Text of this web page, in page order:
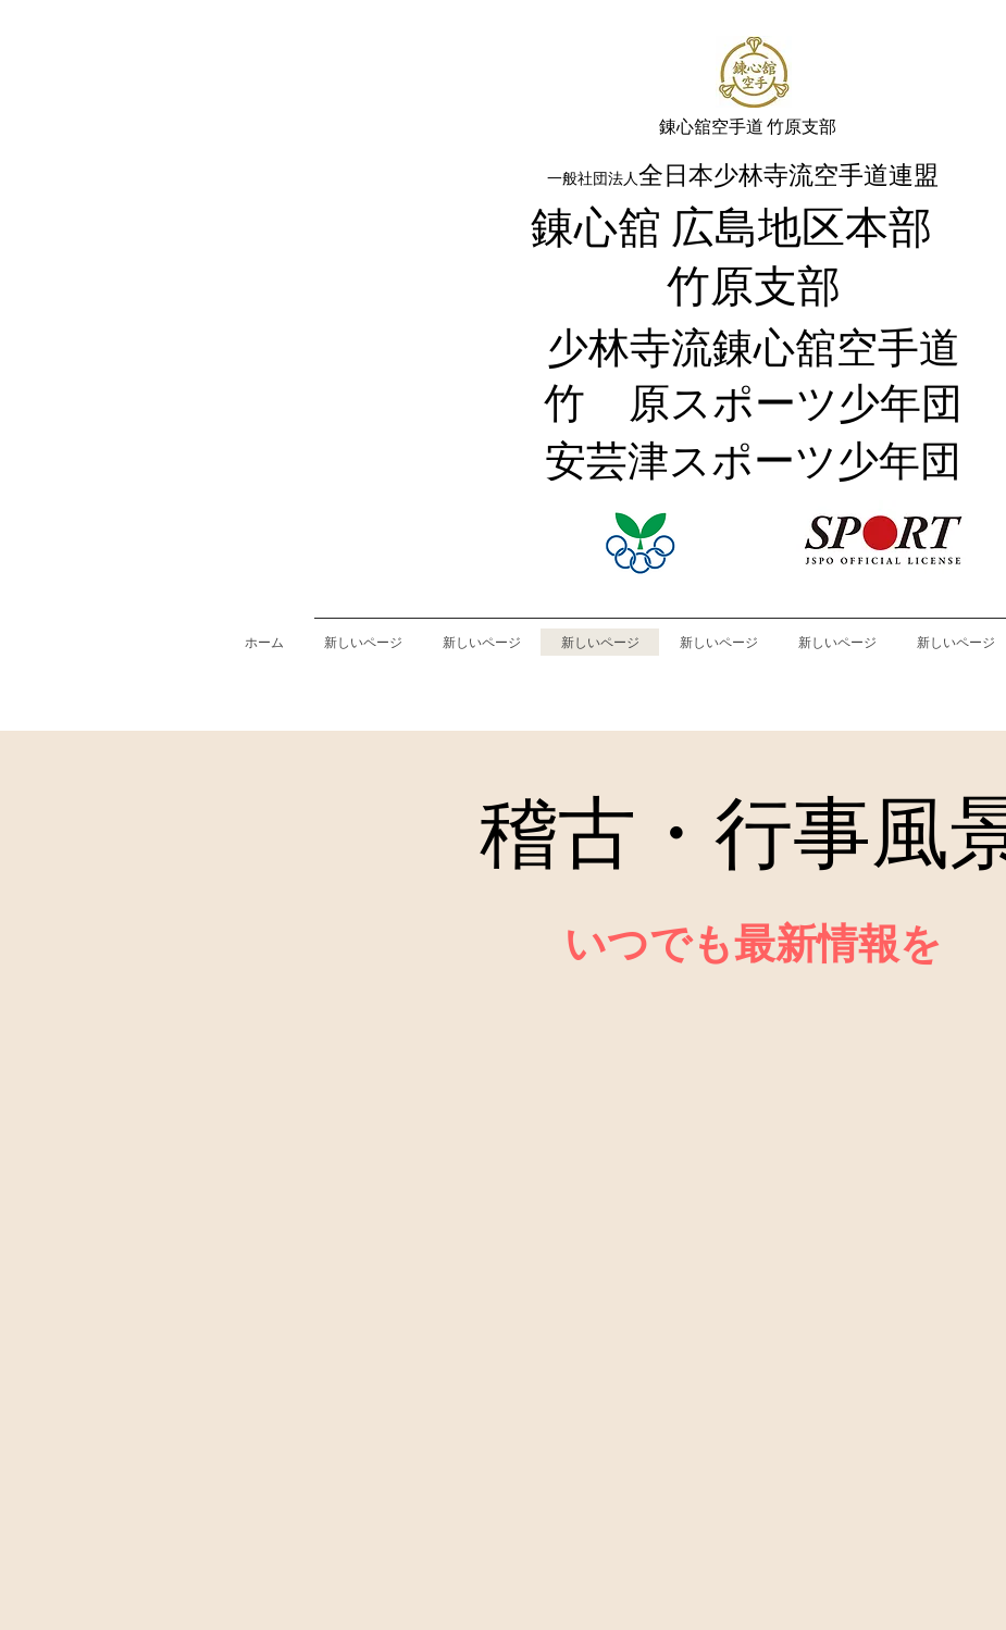
​錬心舘空手道 竹原支部
一般社団法人全日本少林寺流空手道連盟
錬心舘 広島地区本部
​竹原支部
少林寺流錬心舘空手道
竹 原スポーツ少年団
​安芸津スポーツ少年団
ホーム 新しいページ 新しいページ 新しいページ 新しいページ 新しいページ 新しいページ
稽古・行事風
いつでも最新情報を